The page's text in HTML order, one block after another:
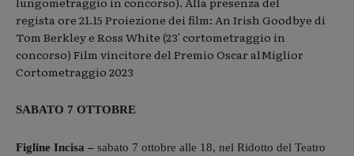
regista ore 21.15 Proiezione dei film: An Irish Goodbye di
Tom Berkley e Ross White (23′ cortometraggio in
concorso) Film vincitore del Premio Oscar alMiglior
Cortometraggio 2023
SABATO 7 OTTOBRE
Figline Incisa – sabato 7 ottobre alle 18, nel Ridotto del Teatro